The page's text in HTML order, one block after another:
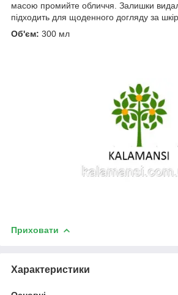
масою промийте обличчя. Залишки
підходить для щоденного догляду за
Об'єм: 300 мл
Приховати
Характеристики